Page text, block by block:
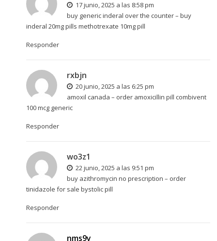
17 junio, 2025 a las 8:58 pm
buy generic inderal over the counter – buy
inderal 20mg pills methotrexate 10mg pill
Responder
rxbjn
20 junio, 2025 a las 6:25 pm
amoxil canada – order amoxicillin pill combivent
100 mcg generic
Responder
wo3z1
22 junio, 2025 a las 9:51 pm
buy azithromycin no prescription – order
tinidazole for sale bystolic pill
Responder
nms9y